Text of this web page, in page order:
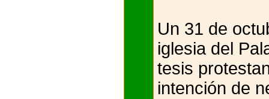
Un 31 de
iglesia del
tesis
intención de